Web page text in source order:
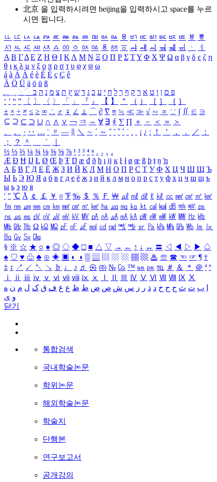
北京 을 입력하시려면 beijing을 입력하시고 space를 누르
시면 됩니다.
ㅥ ㅦ ㅧ ㅨ ㅩ ㅪ ㅫ ㅬ ㅭ ㅮ ㅯ ㅰ ㅱ ㅲ ㅳ ㅴ ㅵ ㅶ ㅷ ㅸ
ㅹ
ㅺ ㅻ ㅼ ㅽ ㅾ ㅿ ㆀ ㆁ ㆂ ㆃ ㆄ ㆅ ㆆ ㆇ ㆈ ㆉ ㆊ ㆋ ㆌ ㆍ
ㆎ
Α Β ΓΔ Ε Ζ Η Θ Ι ΚΛ Μ Ν Ξ Ο Π Ρ Σ ΤΥ Φ Χ Ψ Ω α β γ δ ε ζ η
θ ι κ λ μ ν ξ ο π ρ σ τ υ φ χ ψ ω
á à Á À é è É È ç Ç ê
Ä Ö Ü ä ö ü ß
ִֶֹ ֻּ ׁׂ פ ם ן ו ט א ר ק ף ך ל ח י ע כ ג ד ש ץ ת צ מ נ ה ב
‘ ’ “ ” 〔 〕 〈 〉 「 」 『 』 【 】 ＂ （ ） ［ ］ ｛ ｝
± × ÷ ≠ ≤ ≥ ∞ ∴ ♂ ♀ ∠ ⊥ ⌒ ∂ ∇ ≡ ≒ ≪ ≫ √ ∽ ∝ ∵ ∫ ∬ ∈ ∋
⊆ ⊇ ⊂ ⊃ ∪ ∩ ∧ ∨ ￢ ⇒ ⇔ ∀ ∃ ∮ ∑ ∏ ＋ － ＜ ＝
＞
、
。 · ‥ … ¨ 〃 ― ＼ ∼ ´ ～ ˇ ˘ ˝ ˚ ˙ ¸ ¡ ¿ ː ！ ＇ ， ． ／
：
；
？ ＾ ｀
½ ⅓ ⅔ ¼ ¾ ⅛ ⅜ ⅝ ⅞ ¹ ² ³ ⁴ ⁿ ₁ ₂ ₃ ₄
Æ Ð Ħ Ĳ Ł Ø Œ Þ Ŧ Ŋ æ đ ð ħ ı ĳ ĸ ŀ ł ø œ ß þ ŧ ŋ ŉ
А Б В Г Д Е Ё Ж З И Й К Л М Н О П Р С Т У Ф Х Ц Ч Ш Щ Ъ
Ы Ь Э Ю Я а б в г д е ё ж з и й к л м н о п р с т у ф х ц ч ш щ ъ
ы ь э ю я
′ ″ ℃ Å ￠ ￡ ￥ ¤ ℉ ‰ ＄ ％ Ｆ ￦ ㎕ ㎖ ㎗ ℓ ㎘ ㏄ ㎣ ㎤ ㎥ ㎦
㎙ ㎚ ㎛ ㎜ ㎝ ㎞ ㎟ ㎠ ㎡ ㎢ ㏊ ㎍ ㎎ ㎏ ㏏ ㎈ ㎉ ㏈ ㎧ ㎨ ㎰
㎱ ㎲ ㎳ ㎴ ㎵ ㎶ ㎷ ㎸ ㎹ ㎀ ㎁ ㎂ ㎃ ㎄ ㎺ ㎻ ㎽ ㎾ ㎿ ㎐ ㎑
㎒ ㎓ ㎔ Ω ㏀ ㏁ ㎊ ㎋ ㎌ ㏖ ㏅ ㎭ ㎮ ㎯ ㏛ ㎩ ㎪ ㎫ ㎬ ㏝ ㏐
㏓
㏃ ㏉ ㏜ ㏆
§ ※ ☆ ★ ○ ● ◎ ◇ ◆ □ ■ △ ▽ → ← ↑ ↓ ↔ 〓 ◁ ◀ ▷ ▶ ♤
♠ ♡ ♥ ♧ ♣ ⊙ ◈ ▣ ◐ ◑ ▒ ▤ ▨ ▧ ▦ ▩ ♨ ☏ ☎ ☜ ☞ ¶ †
‡ ↕ ↗ ↙ ↖ ↘ ♭ ♩ ♪ ♬ ㉿ ㈜ № ㏇ ™ ㏂ ㏘ ℡ ＃ ＆ ＊ ＠ ª º
ⅰ
ⅱ ⅲ ⅳ ⅴ ⅵ ⅶ ⅷ ⅸ ⅹ Ⅳ Ⅴ Ⅵ Ⅶ Ⅷ Ⅸ Ⅹ
ب ت ث ج ح خ د ذ ر ز س ش ص ض ط ظ ع غ ف ق ک ل م ن ه
و ی
닫기
통합검색
국내학술논문
학위논문
해외학술논문
학술지
단행본
연구보고서
공개강의